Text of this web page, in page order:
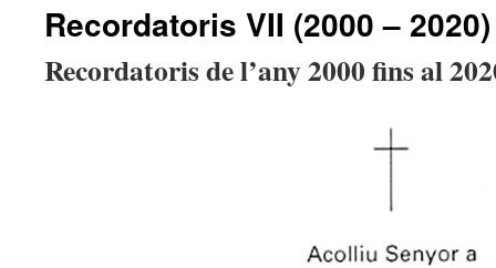
Recordatoris VII (2000 – 2020)
Recordatoris de l’any 2000 fins al